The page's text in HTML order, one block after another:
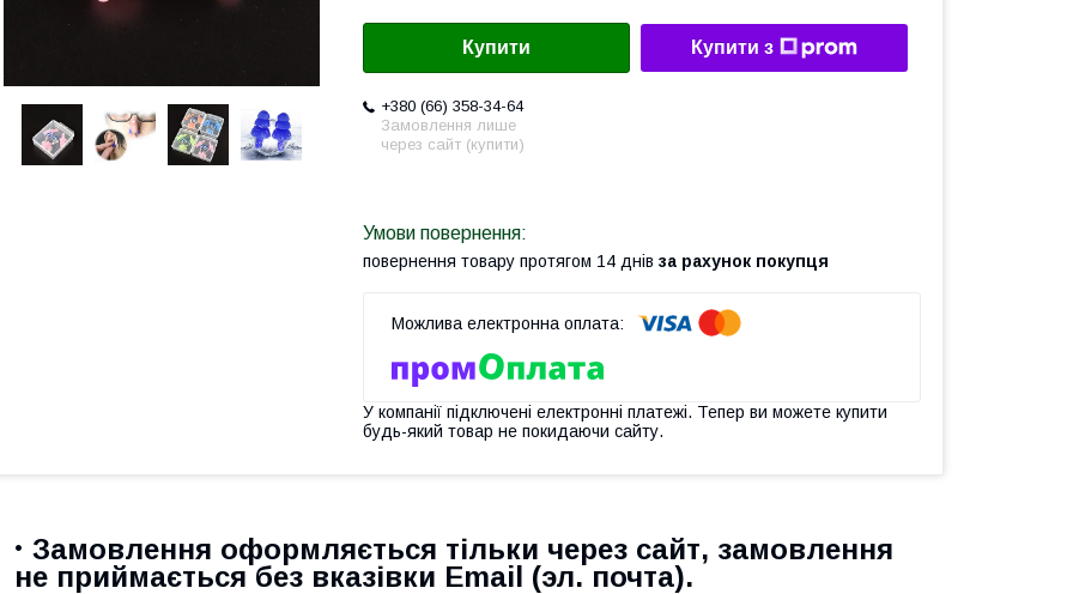
Купити Купити з
+380 (66) 358-34-64
Замовлення лише
через сайт (купити)
повернення товару протягом 14 днів за рахунок покупця
У компанії підключені електронні платежі. Тепер ви можете купити
будь-який товар не покидаючи сайту.
Замовлення оформляється тільки через сайт, замовлення
не приймаєтьсябез вказівки Email (эл. почта).